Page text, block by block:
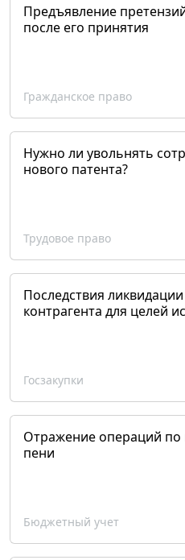
Предъявление
после его принятия
Гражданское право
Нужно ли увольнять
нового патента?
Трудовое право
Последствия
контрагента для целей
Госзакупки
Отражение операций по
пени
Бюджетный учет